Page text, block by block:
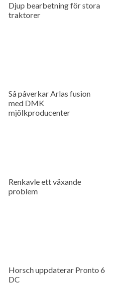
Djup bearbetning för stora
traktorer
Så påverkar Arlas fusion
med DMK
mjölkproducenter
Renkavle ett växande
problem
Horsch uppdaterar Pronto 6
DC